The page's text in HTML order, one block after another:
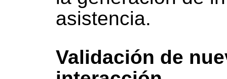
asistencia.
Validación de